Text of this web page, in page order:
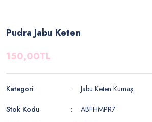
Pudra Jabu Keten
150,00TL
Kategori
Jabu Keten Kumaş
Stok Kodu
ABFHMPR7